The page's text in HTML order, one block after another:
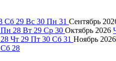
Сб 29 Вс 30 Пн 31 Сентябрь
Пн 28 Вт 29 Ср 30 Октябрь 2026
28 Чт 29 Пт 30 Сб 31 Ноябрь 2026
Сб 28